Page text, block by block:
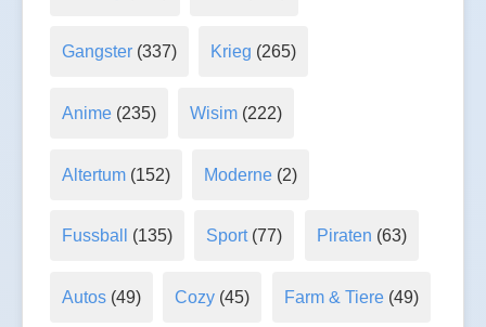
Gangster(337) Krieg (265)
Anime(235) Wisim (222)
Altertum(152) Moderne (2)
Fussball (135) Sport(77) Piraten (63)
Autos(49) Cozy (45) Farm & Tiere(49)